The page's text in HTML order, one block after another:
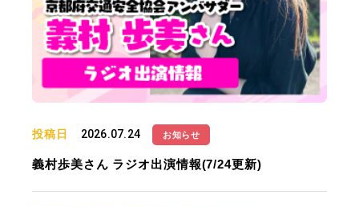
投稿日 2026.07.24 お知らせ
義村歩美さん ラジオ出演情報(7/24更新)